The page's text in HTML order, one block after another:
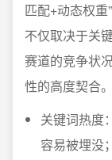
匹配+动态权重
不仅取决于关
赛道的竞争状
性的高度契合。
关键词热度
容易被埋没